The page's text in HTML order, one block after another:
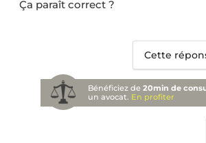
Ça paraît correct ?
Cette
Bénéficiez de20min de
un avocat. En profiter